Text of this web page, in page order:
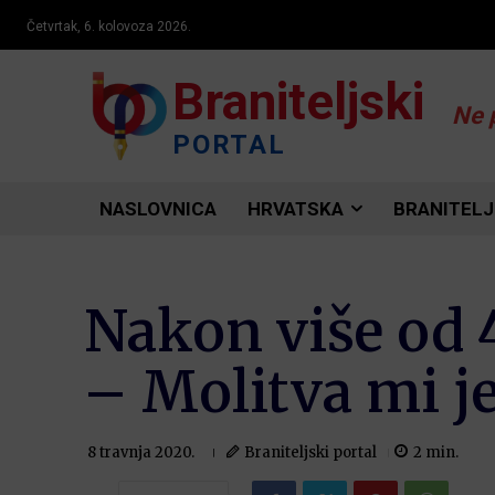
Četvrtak, 6. kolovoza 2026.
Braniteljski
PORTAL
Ne
NASLOVNICA HRVATSKA
Nakon više od
– Molitva mi
8 travnja 2020. Braniteljski portal 2 min.